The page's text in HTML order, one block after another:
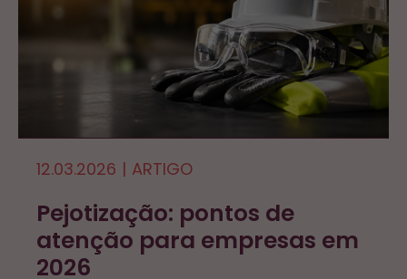
12.03.2026 | ARTIGO
Pejotização: pontos de
atenção para empresas em
2026